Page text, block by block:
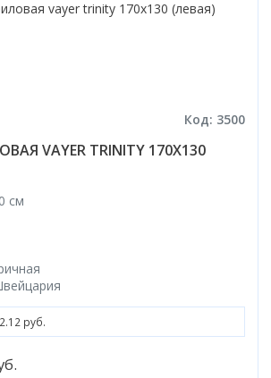
Код: 3500
VAYER TRINITY 170X130
cм
руб.